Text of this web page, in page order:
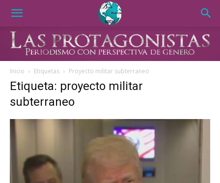
Inicio Etiquetas Proyecto militar subterraneo
Etiqueta: proyecto militar
subterraneo